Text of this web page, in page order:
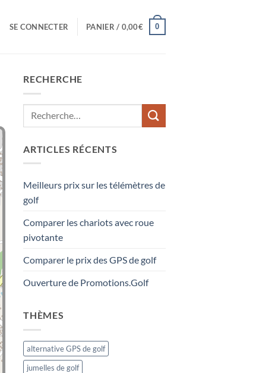
SE CONNECTER PANIER / 0,00€ 0
RECHERCHE
ARTICLES RÉCENTS
Meilleurs prix sur les télémètres de
golf
Comparer les chariots avec roue
pivotante
Comparer le prix des GPS de golf
Ouverture de Promotions.Golf
THÈMES
alternative GPS de golf
jumelles de golf